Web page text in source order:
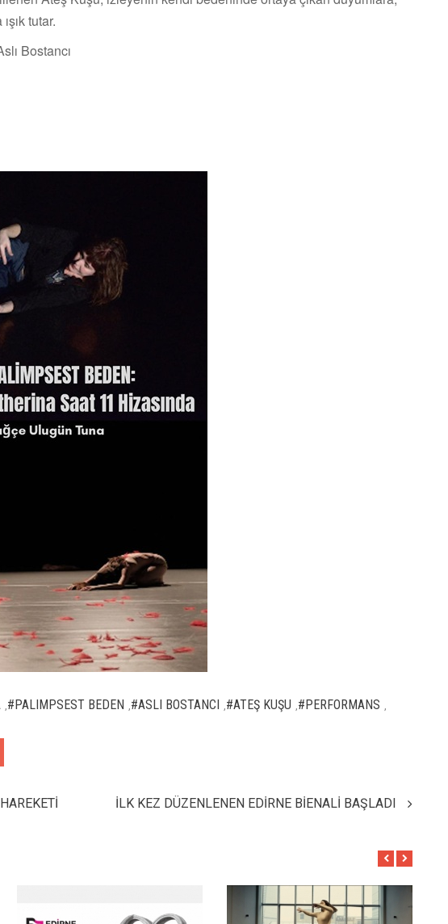
tutar.
Bostancı
#PALIMPSEST BEDEN #ASLI BOSTANCI #ATEŞ KUŞU #PERFORMANS
İLK KEZ DÜZENLENEN EDİRNE BİENALİ BAŞLADI